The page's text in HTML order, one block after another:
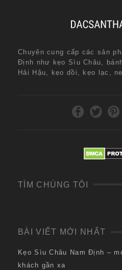
Chuyên cung cấp các sản
Định như kẹo Sìu Châu,
Hải Hậu, kẹo dồi, kẹo lạc,
TÌM CHÚNG TÔI
BÀI VIẾT MỚI NHẤT
Kẹo Sìu Châu Nam Định –
khách gần xa